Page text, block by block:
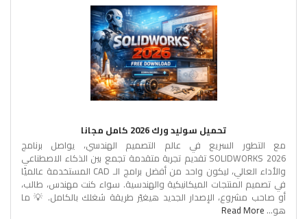
تحميل سوليد ورك 2026 كامل مجانا
مع التطور السريع في عالم التصميم الهندسي، يواصل برنامج
SOLIDWORKS 2026 تقديم تجربة متقدمة تجمع بين الذكاء الاصطناعي
والأداء العالي، ليكون واحد من أفضل برامج الـ CAD المستخدمة عالميًا
في تصميم المنتجات الميكانيكية والهندسية. سواء كنت مهندس، طالب،
أو صاحب مشروع، الإصدار الجديد هيغيّر طريقة شغلك بالكامل. 💡 ما
هو... Read More